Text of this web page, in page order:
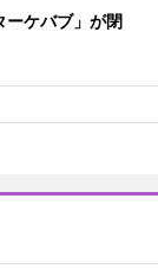
ーケバブ」が閉